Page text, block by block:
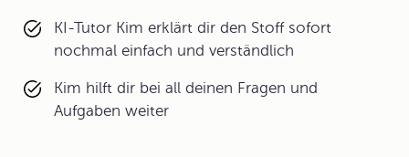
KI-Tutor Kim erklärt dir den Stoff sofort
nochmal einfach und verständlich
Kim hilft dir bei all deinen Fragen und
Aufgaben weiter